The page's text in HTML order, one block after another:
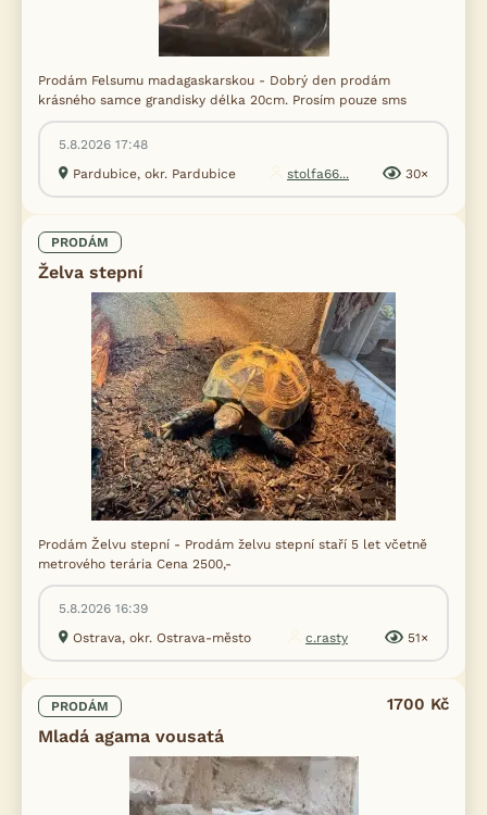
Prodám Felsumu madagaskarskou - Dobrý den prodám
krásného samce grandisky délka 20cm. Prosím pouze sms
5.8.2026 17:48
Pardubice, okr. Pardubice
stolfa66... 30×
PRODÁM
Želva stepní
Prodám Želvu stepní - Prodám želvu stepní staří 5 let včetně
metrového terária Cena 2500,-
5.8.2026 16:39
Ostrava, okr. Ostrava-město
c.rasty 51×
PRODÁM
Mladá agama vousatá
1700 Kč